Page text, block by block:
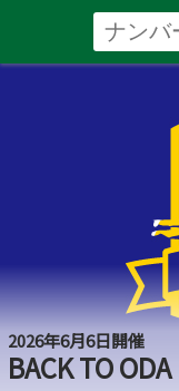
2026年6月6日開催
BACK TO